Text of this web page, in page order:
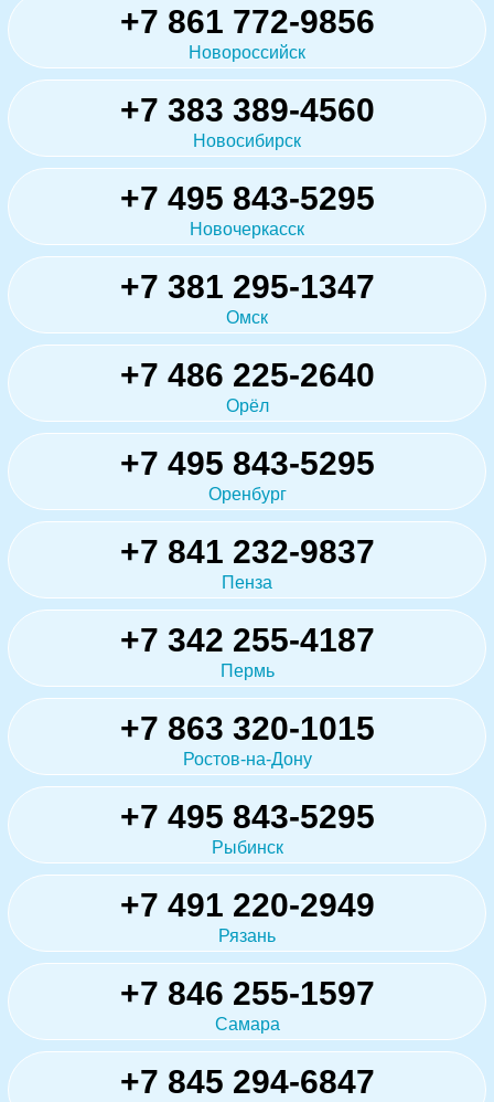
+7 861 772-9856
Новороссийск
+7 383 389-4560
Новосибирск
+7 495 843-5295
Новочеркасск
+7 381 295-1347
Омск
+7 486 225-2640
Орёл
+7 495 843-5295
Оренбург
+7 841 232-9837
Пенза
+7 342 255-4187
Пермь
+7 863 320-1015
Ростов-на-Дону
+7 495 843-5295
Рыбинск
+7 491 220-2949
Рязань
+7 846 255-1597
Самара
+7 845 294-6847